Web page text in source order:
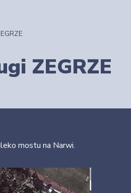
ZEGRZE
mostu na Narwi.